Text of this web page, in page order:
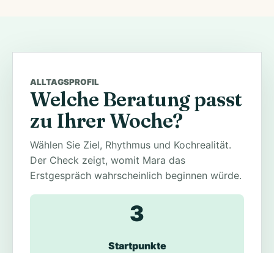
ALLTAGSPROFIL
Welche Beratung passt
zu Ihrer Woche?
Wählen Sie Ziel, Rhythmus und Kochrealität.
Der Check zeigt, womit Mara das
Erstgespräch wahrscheinlich beginnen würde.
3
Startpunkte